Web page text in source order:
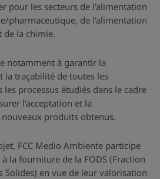
pour les secteurs de l'alimentation
pharmaceutique, de l'alimentation
de la chimie.
notamment à garantir la
la traçabilité de toutes les
processus étudiés dans le cadre
l'acceptation et la
produits obtenus.
FCC Medio Ambiente participe
la fourniture de la FODS (Fraction
Solides) en vue de leur valorisation